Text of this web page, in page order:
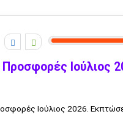
Ιούλιος
Ιούλιος 2026.